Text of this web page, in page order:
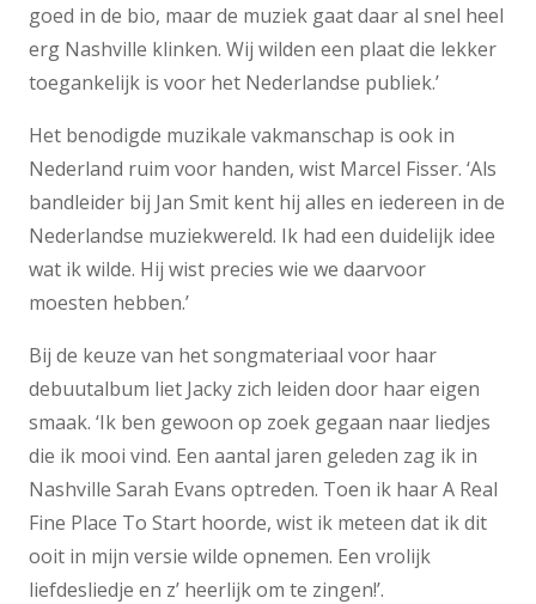
goed in de bio, maar de muziek gaat daar al snel heel
erg Nashville klinken. Wij wilden een plaat die lekker
toegankelijk is voor het Nederlandse publiek.’
Het benodigde muzikale vakmanschap is ook in
Nederland ruim voor handen, wist Marcel Fisser. ‘Als
bandleider bij Jan Smit kent hij alles en iedereen in de
Nederlandse muziekwereld. Ik had een duidelijk idee
wat ik wilde. Hij wist precies wie we daarvoor
moesten hebben.’
Bij de keuze van het songmateriaal voor haar
debuutalbum liet Jacky zich leiden door haar eigen
smaak. ‘Ik ben gewoon op zoek gegaan naar liedjes
die ik mooi vind. Een aantal jaren geleden zag ik in
Nashville Sarah Evans optreden. Toen ik haar A Real
Fine Place To Start hoorde, wist ik meteen dat ik dit
ooit in mijn versie wilde opnemen. Een vrolijk
liefdesliedje en z’ heerlijk om te zingen!’.